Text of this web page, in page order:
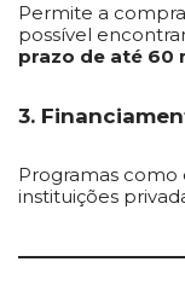
Permite a
possível
prazo de até 60
3.
Programas como
instituições